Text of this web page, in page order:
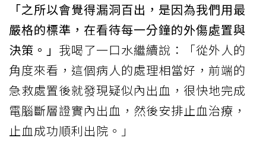
「之所以會覺得漏洞百出，是因為我們用最
嚴格的標準，在看待每一分鐘的外傷處置與
決策。」 我喝了一口水繼續說：「從外人的
角度來看，這個病人的處理相當好，前端的
急救處置後就發現疑似內出血，很快地完成
電腦斷層證實內出血，然後安排止血治療，
止血成功順利出院。」